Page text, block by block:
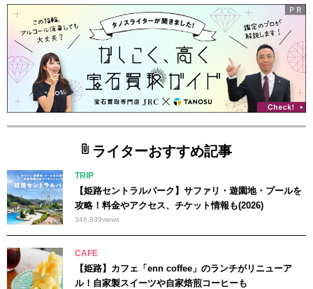
ライターおすすめ記事
TRIP
【姫路セントラルパーク】サファリ・遊園地・プールを
攻略！料金やアクセス、チケット情報も(2026)
348,839views
CAFE
【姫路】カフェ「enn coffee」のランチがリニューア
ル！自家製スイーツや自家焙煎コーヒーも